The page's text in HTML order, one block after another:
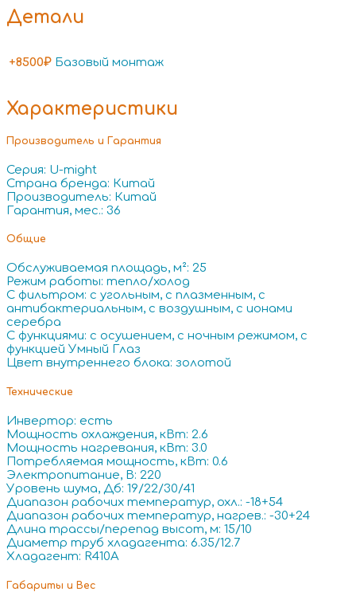
Детали
+8500₽ Базовый монтаж
Характеристики
Производитель и Гарантия
Серия: U-might
Страна бренда: Китай
Производитель: Китай
Гарантия, мес.: 36
Общие
Обслуживаемая площадь, м²: 25
Режим работы: тепло/холод
С фильтром: с угольным, с плазменным, с
антибактериальным, с воздушным, с ионами
серебра
С функциями: с осушением, с ночным режимом, с
функцией Умный Глаз
Цвет внутреннего блока: золотой
Технические
Инвертор: есть
Мощность охлаждения, кВт: 2.6
Мощность нагревания, кВт: 3.0
Потребляемая мощность, кВт: 0.6
Электропитание, В: 220
Уровень шума, Дб: 19/22/30/41
Диапазон рабочих температур, охл.: -18+54
Диапазон рабочих температур, нагрев.: -30+24
Длина трассы/перепад высот, м: 15/10
Диаметр труб хладагента: 6.35/12.7
Хладагент: R410A
Габариты и Вес